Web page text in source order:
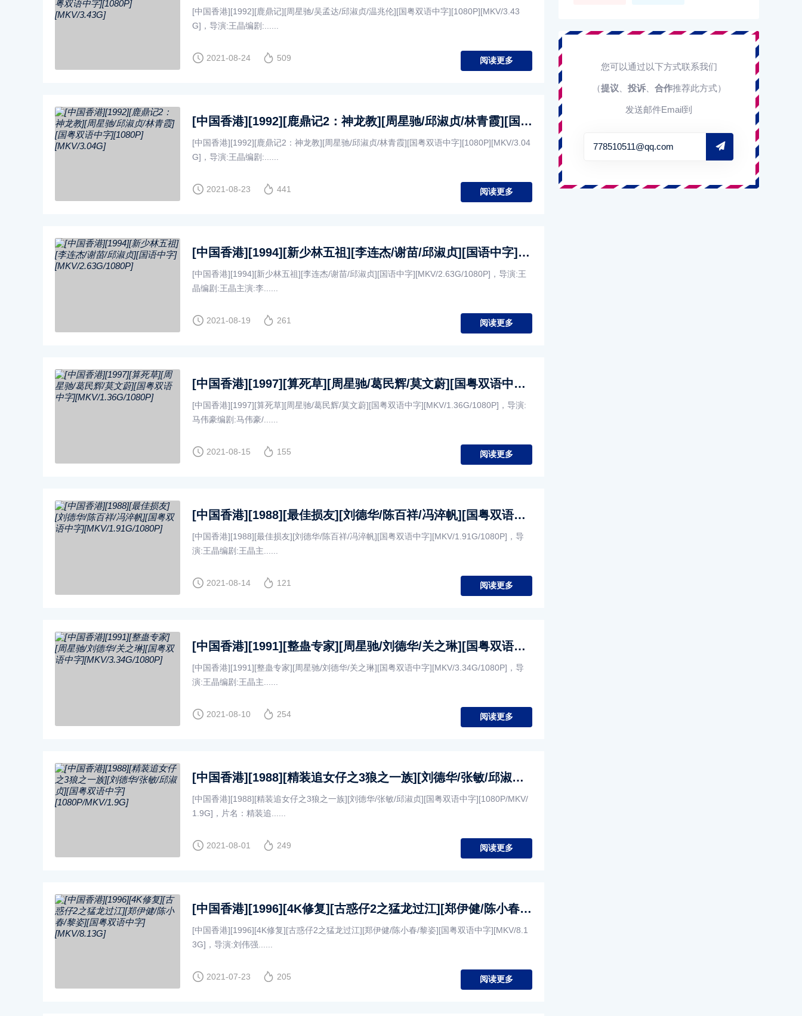
[中国香港][1992][鹿鼎记][周星驰/吴孟达/邱淑贞/温兆伦][国粤双语中字][1080P][MKV/3.43
G]，导演:王晶编剧:......
2021-08-24 509 阅读更多
[中国香港][1992][鹿鼎记2：神龙教][周星驰/邱淑贞/林青霞][国粤双语中字][1080P][MKV/3.04G]
[中国香港][1992][鹿鼎记2：神龙教][周星驰/邱淑贞/林青霞][国粤双语中字][1080P][MKV/3.04
G]，导演:王晶编剧:......
2021-08-23 441 阅读更多
[中国香港][1994][新少林五祖][李连杰/谢苗/邱淑贞][国语中字][MKV/2.63G/1080P]
[中国香港][1994][新少林五祖][李连杰/谢苗/邱淑贞][国语中字][MKV/2.63G/1080P]，导演:王
晶编剧:王晶主演:李......
2021-08-19 261 阅读更多
[中国香港][1997][算死草][周星驰/葛民辉/莫文蔚][国粤双语中字][MKV/1.36G/1080P]
[中国香港][1997][算死草][周星驰/葛民辉/莫文蔚][国粤双语中字][MKV/1.36G/1080P]，导演:
马伟豪编剧:马伟豪/......
2021-08-15 155 阅读更多
[中国香港][1988][最佳损友][刘德华/陈百祥/冯淬帆][国粤双语中字][MKV/1.91G/1080P]
[中国香港][1988][最佳损友][刘德华/陈百祥/冯淬帆][国粤双语中字][MKV/1.91G/1080P]，导
演:王晶编剧:王晶主......
2021-08-14 121 阅读更多
[中国香港][1991][整蛊专家][周星驰/刘德华/关之琳][国粤双语中字][MKV/3.34G/1080P]
[中国香港][1991][整蛊专家][周星驰/刘德华/关之琳][国粤双语中字][MKV/3.34G/1080P]，导
演:王晶编剧:王晶主......
2021-08-10 254 阅读更多
[中国香港][1988][精装追女仔之3狼之一族][刘德华/张敏/邱淑贞][国粤双语中字][1080P/MKV/1.9G]
[中国香港][1988][精装追女仔之3狼之一族][刘德华/张敏/邱淑贞][国粤双语中字][1080P/MKV/
1.9G]，片名：精装追......
2021-08-01 249 阅读更多
[中国香港][1996][4K修复][古惑仔2之猛龙过江][郑伊健/陈小春/黎姿][国粤双语中字][MKV/8.13G]
[中国香港][1996][4K修复][古惑仔2之猛龙过江][郑伊健/陈小春/黎姿][国粤双语中字][MKV/8.1
3G]，导演:刘伟强......
2021-07-23 205 阅读更多
您可以通过以下方式联系我们
（提议 投诉、 合作推荐此方式）
发送邮件Email到
778510511@qq.com